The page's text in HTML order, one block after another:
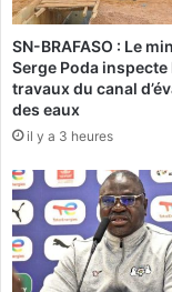
e
s
1
0
a
n
d
’
e
x
i
s
n
o
m
i
n
s
d
e
s
d
SN-BRAFASO : Le
Serge Poda inspecte
travaux du canal
des eaux
il y a 3 heures